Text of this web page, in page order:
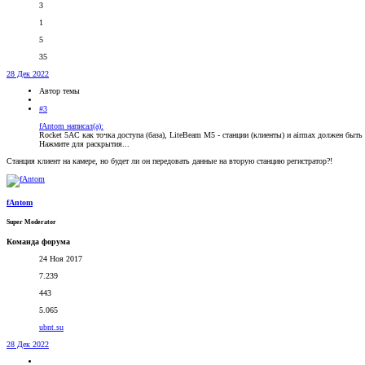
3
1
5
35
28 Дек 2022
Автор темы
#3
fAntom написал(а):
Rocket 5AC как точка доступа (база), LiteBeam M5 - станции (клиенты) и airmax должен быть
Нажмите для раскрытия...
Станция клиент на камере, но будет ли он передовать данные на вторую станцию регистратор?!
fAntom
Super Moderator
Команда форума
24 Ноя 2017
7.239
443
5.065
ubnt.su
28 Дек 2022